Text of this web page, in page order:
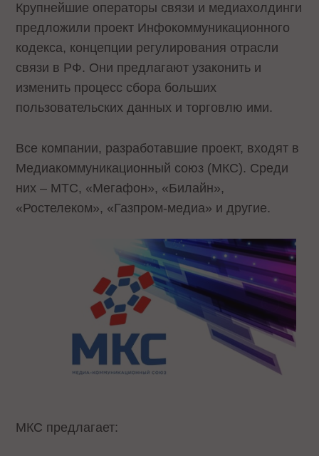
Крупнейшие операторы связи и медиахолдинги
предложили проект Инфокоммуникационного
кодекса, концепции регулирования отрасли
связи в РФ. Они предлагают узаконить и
изменить процесс сбора больших
пользовательских данных и торговлю ими.
Все компании, разработавшие проект, входят в
Медиакоммуникационный союз (МКС). Среди
них – МТС, «Мегафон», «Билайн»,
«Ростелеком», «Газпром-медиа» и другие.
МКС предлагает: